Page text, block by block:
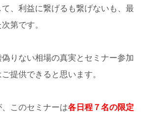
、利益に繋げるも繋げないも、最
第です。
りない相場の真実とセミナー参加
提供できると思います。
このセミナーは各日程７名の限定